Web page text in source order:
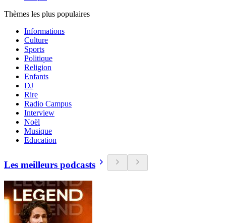
Thèmes les plus populaires
Informations
Culture
Sports
Politique
Religion
Enfants
DJ
Rire
Radio Campus
Interview
Noël
Musique
Education
Les meilleurs podcasts